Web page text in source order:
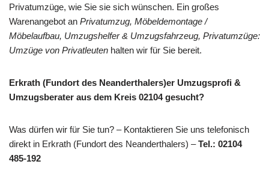
Privatumzüge, wie Sie sie sich wünschen. Ein großes
Warenangebot an Privatumzug, Möbeldemontage /
Möbelaufbau, Umzugshelfer & Umzugsfahrzeug, Privatumzüge:
Umzüge von Privatleuten halten wir für Sie bereit.
Erkrath (Fundort des Neanderthalers)er Umzugsprofi &
Umzugsberater aus dem Kreis 02104 gesucht?
Was dürfen wir für Sie tun? – Kontaktieren Sie uns telefonisch
direkt in Erkrath (Fundort des Neanderthalers) –Tel.: 02104
485-192